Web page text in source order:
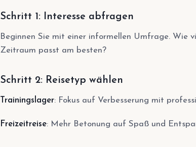
Schritt 1: Interesse abfragen
Beginnen Sie mit einer informellen Umfrage. Wie
Zeitraum passt am besten?
Schritt 2: Reisetyp wählen
Trainingslager: Fokus auf Verbesserung mit
Freizeitreise: Mehr Betonung auf Spaß und